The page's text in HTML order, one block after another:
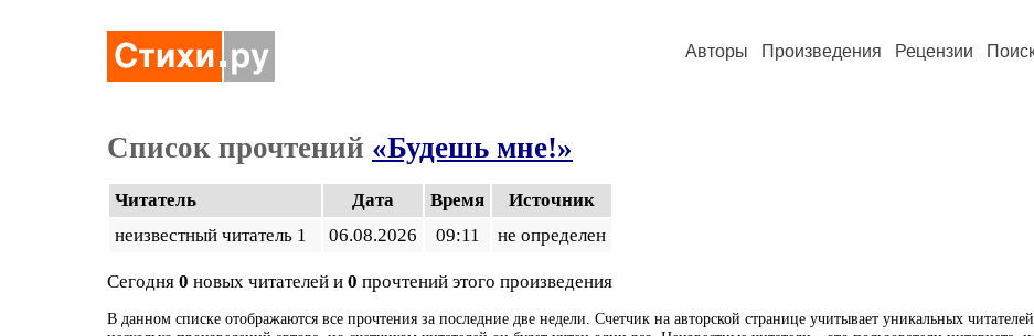
Авторы Произведения Рецензии
Список прочтений «Будешь мне!»
Читатель Дата Время
Источник
неизвестный читатель 1
06.08.2026 09:11 не определен
Сегодня 0 новых читателей и 0 прочтений этого произведения
В данном списке отображаются все прочтения за последние две недели. Счетчик на авторской странице учитывает уникальных